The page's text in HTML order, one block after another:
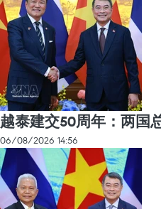
越泰建交50周年：两国
06/08/2026 14:56